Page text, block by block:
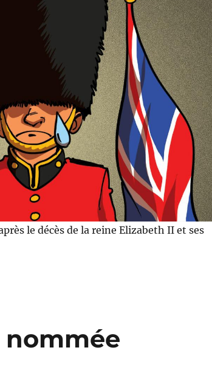
le décès de la reine Elizabeth II et ses
nommée